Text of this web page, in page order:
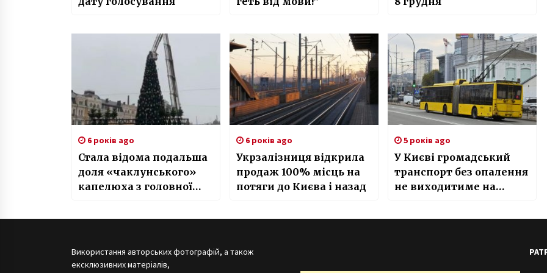
6 років ago
Стала відома подальша
доля «чаклунського»
капелюха з головної
6 років ago
Укрзалізниця відкрила
продаж 100% місць на
потяги до Києва і назад
5 років ago
У Києві громадський
транспорт без опалення
не виходитиме на
Використання авторських фотографій, а також
ексклюзивних матеріалів,